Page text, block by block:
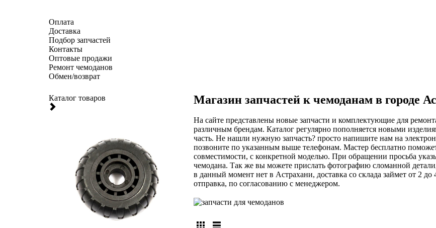
Оплата
Доставка
Подбор запчастей
Контакты
Оптовые продажи
Ремонт чемоданов
Обмен/возврат
Каталог товаров Магазин запчастей к чемоданам в городе
На сайте представлены новые запчасти и комплектующие для
различным брендам. Каталог регулярно пополняется новыми
часть. Не нашли нужную запчасть? просто напишите нам на
позвоните по указанным выше телефонам. Мастер бесплатно
совместимости, с конкретной моделью. При обращении просьба
чемодана. Так же вы можете прислать фотографию сломанной
в данный момент нет в Астрахани, доставка со склада займет от 2
отправка, по согласованию с менеджером.